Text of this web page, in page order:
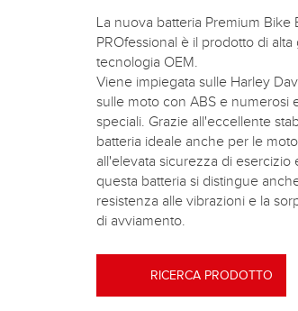
La nuova batteria Premium Bike
PROfessional è il prodotto di
tecnologia OEM.
Viene impiegata sulle Harley
sulle moto con ABS e numerosi
speciali. Grazie all'eccellente
batteria ideale anche per le
all'elevata sicurezza di esercizio
questa batteria si distingue
resistenza alle vibrazioni e la
di avviamento.
RICERCA PRODOTTO